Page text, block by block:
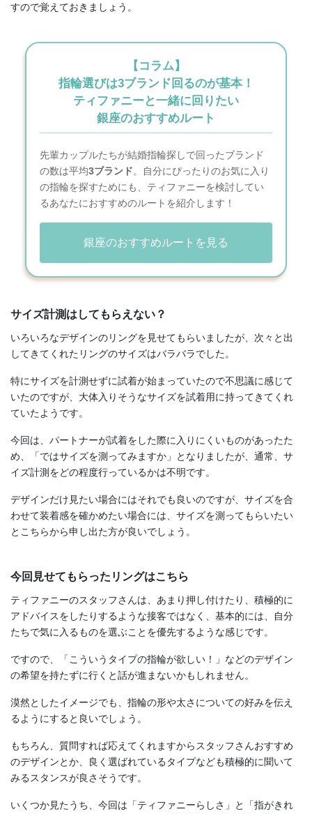
すので覚えておきましょう。
【コラム】
指輪選びは3ブランド回るのが基本！
ティファニーと一緒に回りたい
銀座のおすすめルート
先輩カップルたちが結婚指輪探しで回ったブランド
の数は平均3ブランド。自分にぴったりのお気に入り
の指輪を探すためにも、ティファニーを検討してい
るあなたにおすすめのルートを紹介します！
銀座のおすすめルートを見る
サイズ計測はしてもらえない？
いろいろなデザインのリングを見せてもらいましたが、次々と出
してきてくれたリングのサイズはバラバラでした。
特にサイズを計測せずに試着が始まっていたので不思議に感じて
いたのですが、大体入りそうなサイズを試着用に持ってきてくれ
ていたようです。
今回は、パートナーが試着をした際に入りにくいものがあったた
め、「ではサイズを測ってみますか」となりましたが、通常、サ
イズ計測をどの程度行っているかは不明です。
デザインだけ見たい場合にはそれでも良いのですが、サイズを合
わせて装着感を確かめたい場合には、サイズを測ってもらいたい
とこちらから申し出た方が良いでしょう。
今回見せてもらったリングはこちら
ティファニーのスタッフさんは、あまり押し付けたり、積極的に
アドバイスをしたりするような接客ではなく、基本的には、自分
たちで気に入るものを選ぶことを優先するような感じです。
ですので、「こういうタイプの指輪が欲しい！」などのデザイン
の希望を持たずに行くと話が進まないかもしれません。
漠然としたイメージでも、指輪の形や太さについての好みを伝え
るようにすると良いでしょう。
もちろん、質問すれば応えてくれますからスタッフさんおすすめ
のデザインとか、良く選ばれているタイプなども積極的に聞いて
みるスタンスが良さそうです。
いくつか見たうち、今回は「ティファニーらしさ」と「指がきれ